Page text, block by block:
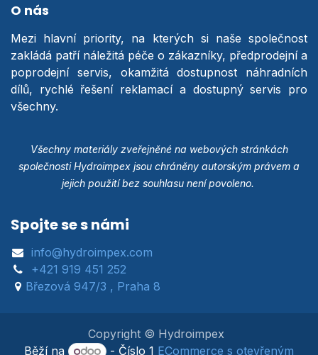
O nás
Mezi hlavní priority, na kterých si naše společnost
zakládá patří náležitá péče o zákazníky, předprodejní a
poprodejní servis, okamžitá dostupnost náhradních
dílů, rychlé řešení reklamací a dostupný servis pro
všechny.
Všechny materiály zveřejněné na webových stránkách
společnosti Hydroimpex jsou chráněny autorským právem a
jejich použití bez souhlasu není povoleno.
Spojte se s námi
info@hydroimpex.com
+421 919 451 252
Březová 947/3 , Praha 8
Copyright © Hydroimpex
Běží na
- Číslo 1 ECommerce s otevřeným